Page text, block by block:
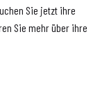
Sie jetzt ihre
Sie mehr über ihre